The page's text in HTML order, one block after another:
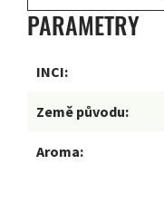
PARAMETRY
INCI:
Země původu:
Aroma: